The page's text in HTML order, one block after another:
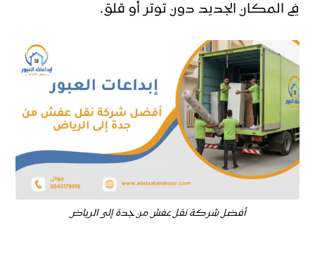
في المكان الجديد دون توتر أو قلق.
أفضل شركة نقل عفش من جدة إلى الرياض